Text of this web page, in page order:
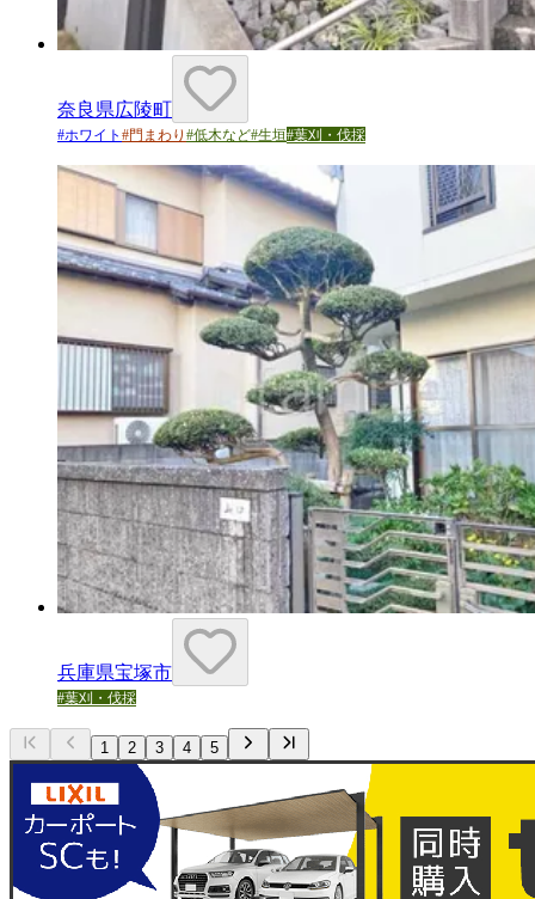
奈良県広陵町
#ホワイト #門まわり #低木など#生垣#葉刈・伐採
兵庫県宝塚市
#葉刈・伐採
1 2 3 4 5